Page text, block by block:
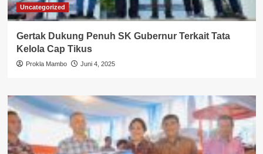
Uncategorized
Gertak Dukung Penuh SK Gubernur Terkait Tata
Kelola Cap Tikus
Prokla Mambo Juni 4, 2025